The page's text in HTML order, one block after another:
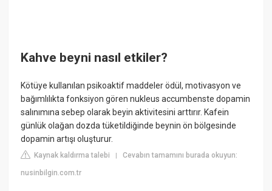
Kahve beyni nasıl etkiler?
Kötüye kullanılan psikoaktif maddeler ödül, motivasyon ve
bağımlılıkta fonksiyon gören nukleus accumbenste dopamin
salınımına sebep olarak beyin aktivitesini arttırır. Kafein
günlük olağan dozda tüketildiğinde beynin ön bölgesinde
dopamin artışı oluşturur.
Kaynak kaldırma talebi |Cevabın tamamını burada okuyun:
nusinbilgin.com.tr